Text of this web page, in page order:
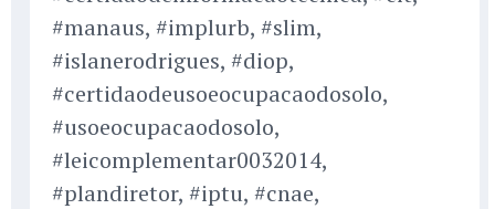
#manaus, #implurb, #slim,
#islanerodrigues, #diop,
#certidaodeusoeocupacaodosolo,
#usoeocupacaodosolo,
#leicomplementar0032014,
#plandiretor, #iptu, #cnae,